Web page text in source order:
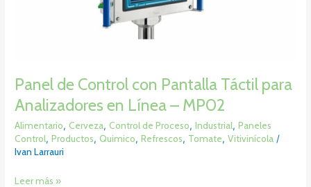
Panel de Control con Pantalla Táctil para
Analizadores en Línea – MP02
Alimentario, Cerveza, Control de Proceso,Industrial,Paneles
Control,Productos, Quimico,Refrescos, Tomate,Vitivinícola /
Ivan Larrauri
MP02
Leer más »